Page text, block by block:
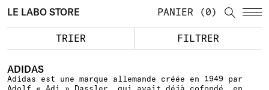
LE LABO STORE PANIER 0
TRIER FILTRER
ADIDAS
Adidas est une marque allemande créée en 1949 par